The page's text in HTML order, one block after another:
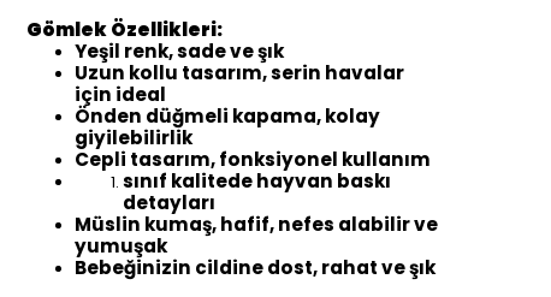
Gömlek Özellikleri:
Yeşil renk, sade ve şık
Uzun kollu tasarım, serin havalar
için ideal
Önden düğmeli kapama, kolay
giyilebilirlik
Cepli tasarım, fonksiyonel kullanım
sınıf kalitede hayvan baskı
detayları
Müslin kumaş, hafif, nefes alabilir ve
yumuşak
Bebeğinizin cildine dost, rahat ve şık